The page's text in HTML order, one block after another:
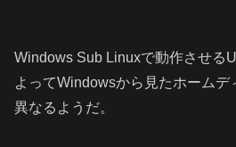
Windows Sub Linuxで動作させる
よってWindowsから見たホームデ
異なるようだ。